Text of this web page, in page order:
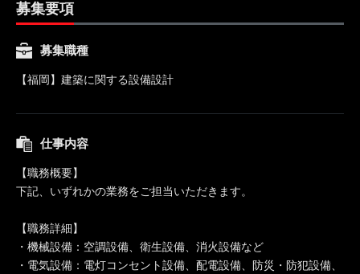
募集要項
募集職種
【福岡】建築に関する設備設計
仕事内容
【職務概要】
下記、いずれかの業務をご担当いただきます。
【職務詳細】
・機械設備：空調設備、衛生設備、消火設備など
・電気設備：電灯コンセント設備、配電設備、防災・防犯設備、